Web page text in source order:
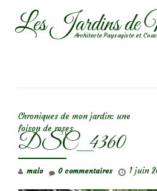
AllerLes Jardins de
Architecte Paysagiste et
Chroniques de mon jardin: une
foison de roses
DSC_4360
malo 1 juin
0 commentaires